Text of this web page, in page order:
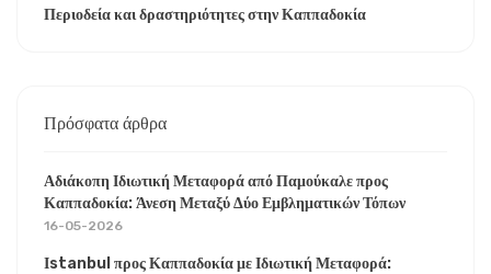
Περιοδεία και δραστηριότητες στην Καππαδοκία
Πρόσφατα άρθρα
Αδιάκοπη Ιδιωτική Μεταφορά από Παμούκαλε προς
Καππαδοκία: Άνεση Μεταξύ Δύο Εμβληματικών Τόπων
16-05-2026
Ιstanbul προς Καππαδοκία με Ιδιωτική Μεταφορά: